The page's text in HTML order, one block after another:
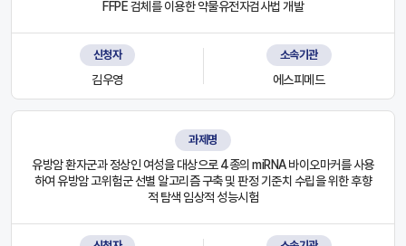
FFPE 검체를 이용한 약물유전자검사법 개발
신청자
김우영
소속기관
에스피메드
과제명
유방암 환자군과 정상인 여성을 대상으로 4종의 miRNA 바이오마커를 사용
하여 유방암 고위험군 선별 알고리즘 구축 및 판정 기준치 수립을 위한 후향
적 탐색 임상적 성능시험